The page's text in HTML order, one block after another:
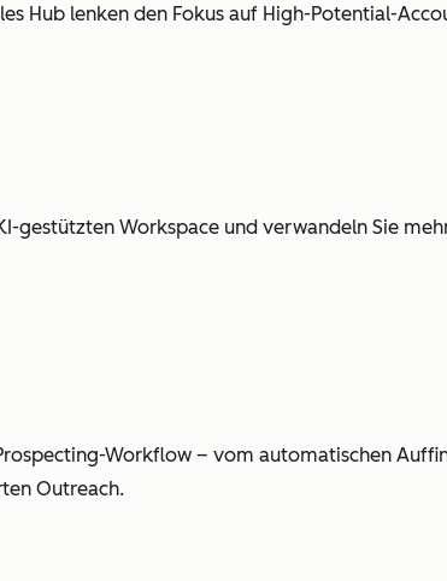
Hub lenken den Fokus auf High-Potential-
gestützten Workspace und verwandeln Sie
Workflow – vom automatischen
Outreach.